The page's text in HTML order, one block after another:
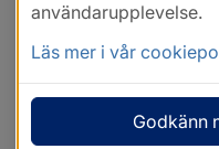
användarupplevelse.
Läs mer i vår
Godkänn